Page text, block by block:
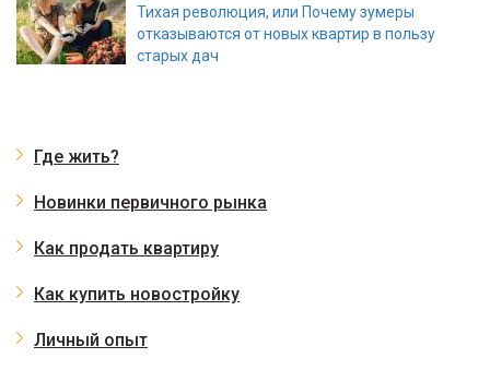
Тихая революция, или Почему зумеры
отказываются от новых квартир в пользу
старых дач
Где жить?
Новинки первичного рынка
Как продать квартиру
Как купить новостройку
Личный опыт